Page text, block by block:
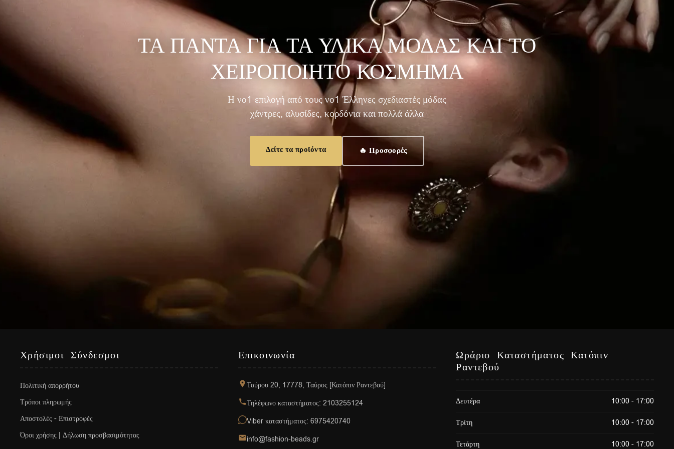
ΤΑ ΠΆΝΤΑ ΓΙΑ ΤΑ ΥΛΙΚΆ ΜΌΔΑΣ ΚΑΙ ΤΟ
ΧΕΙΡΟΠΟΊΗΤΟ ΚΌΣΜΗΜΑ
Η νο1 επιλογή από τους νο1 Έλληνες σχεδιαστές μόδας
χάντρες, αλυσίδες, κορδόνια και πολλά άλλα
Δείτε τα προϊόντα 🔥 Προσφορές
Χρήσιμοι Σύνδεσμοι
Πολιτική απορρήτου
Τρόποι πληρωμής
Αποστολές - Επιστροφές
Όροι χρήσης | Δήλωση προσβασιμότητας
Επικοινωνία
Ταύρου 20, 17778, Ταύρος [Κατόπιν Ραντεβού]
Τηλέφωνο καταστήματος: 2103255124
Viber καταστήματος: 6975420740
info@fashion-beads.gr
Ωράριο Καταστήματος Κατόπιν
Ραντεβού
Δευτέρα 10:00 - 17:00
Τρίτη 10:00 - 17:00
Τετάρτη 10:00 - 17:00